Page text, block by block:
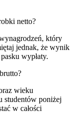
netto?
który
jednak, że wynik
wypłaty.
wieku
studentów poniżej
w całości